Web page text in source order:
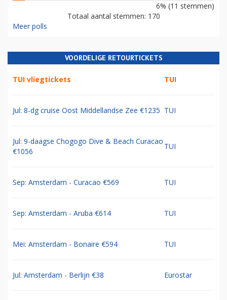
6% (11 stemmen)
Totaal aantal stemmen: 170
Meer polls
VOORDELIGE RETOURTICKETS
TUI vliegtickets TUI
Jul: 8-dg cruise Oost Middellandse Zee €1235 TUI
Jul: 9-daagse Chogogo Dive & Beach Curacao
€1056
TUI
Sep: Amsterdam - Curacao €569 TUI
Sep: Amsterdam - Aruba €614 TUI
Mei: Amsterdam - Bonaire €594 TUI
Jul: Amsterdam - Berlijn €38 Eurostar